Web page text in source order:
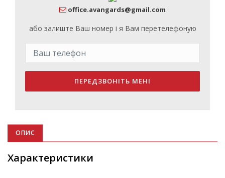
office.avangards@gmail.com
або залиште Ваш номер і я Вам перетелефоную
ПЕРЕДЗВОНІТЬ МЕНІ
ОПИС
Характеристики